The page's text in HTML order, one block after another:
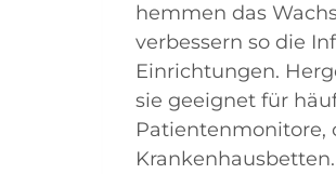
hemmen das
verbessern so die
Einrichtungen.
sie geeignet für
Patientenmonitore,